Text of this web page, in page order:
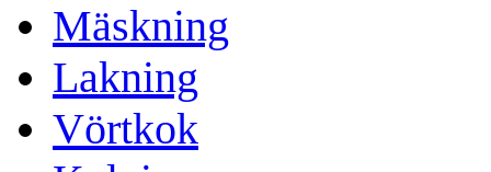
Mäskning
Lakning
Vörtkok